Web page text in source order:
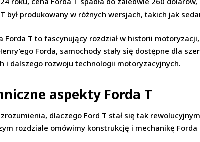
był produkowany w różnych wersjach, takich jak
Forda T to fascynujący rozdział w historii
Forda, samochody stały się dostępne dla
i dalszego rozwoju technologii motoryzacyjnych.
aspekty Forda T
dlaczego Ford T stał się tak
rozdziale omówimy konstrukcję i mechanikę